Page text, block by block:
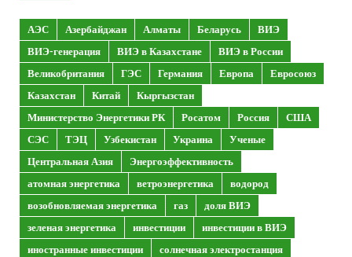
АЭС Азербайджан Алматы Беларусь
ВИЭ
ВИЭ-генерация
ВИЭ в Казахстане
ВИЭ в России
Великобритания
ГЭС Германия Европа
Евросоюз
Казахстан
Китай
Кыргызстан
Министерство Энергетики РК
Росатом Россия
США
СЭС
ТЭЦ Узбекистан Украина
Ученые
Центральная Азия
Энергоэффективность
атомная энергетика
ветроэнергетика
водород
возобновляемая энергетика
газ
доля ВИЭ
зеленая энергетика
инвестиции
инвестиции в ВИЭ
иностранные инвестиции
солнечная электростанция